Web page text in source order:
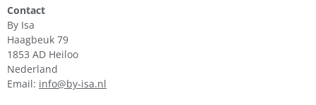
Contact
By Isa
Haagbeuk 79
1853 AD Heiloo
Nederland
Email: info@by-isa.nl